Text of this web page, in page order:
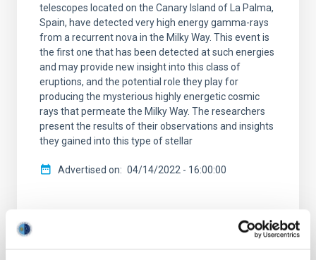
telescopes located on the Canary Island of La Palma,
Spain, have detected very high energy gamma-rays
from a recurrent nova in the Milky Way. This event is
the first one that has been detected at such energies
and may provide new insight into this class of
eruptions, and the potential role they play for
producing the mysterious highly energetic cosmic
rays that permeate the Milky Way. The researchers
present the results of their observations and insights
they gained into this type of stellar
Advertised on 04/14/2022 - 16:00:00